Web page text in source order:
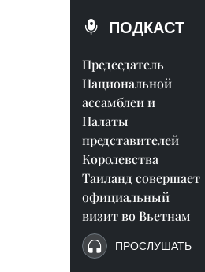
ПОДКАСТ
Председатель
Национальной
ассамблеи и
Палаты
представителей
Королевства
Таиланд совершает
официальный
визит во Вьетнам
ПРОСЛУШАТЬ